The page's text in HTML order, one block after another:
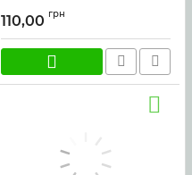
110,00 грн